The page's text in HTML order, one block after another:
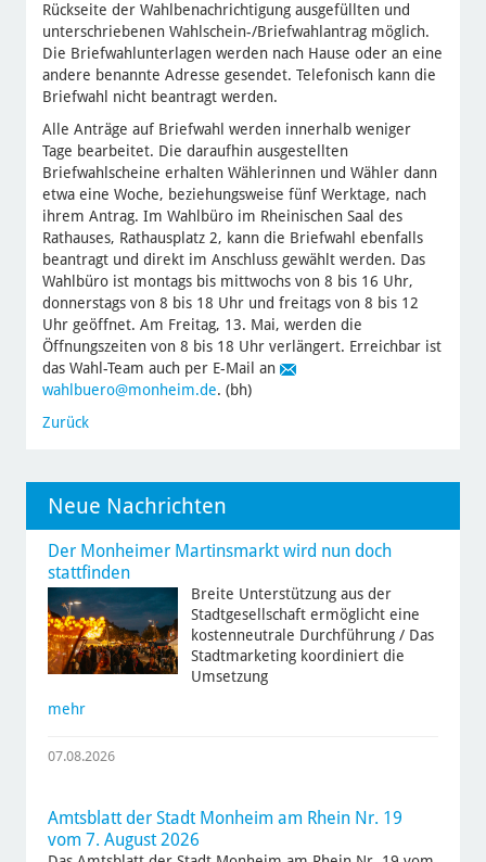
Rückseite der Wahlbenachrichtigung ausgefüllten und
unterschriebenen Wahlschein-/Briefwahlantrag möglich.
Die Briefwahlunterlagen werden nach Hause oder an eine
andere benannte Adresse gesendet. Telefonisch kann die
Briefwahl nicht beantragt werden.
Alle Anträge auf Briefwahl werden innerhalb weniger
Tage bearbeitet. Die daraufhin ausgestellten
Briefwahlscheine erhalten Wählerinnen und Wähler dann
etwa eine Woche, beziehungsweise fünf Werktage, nach
ihrem Antrag. Im Wahlbüro im Rheinischen Saal des
Rathauses, Rathausplatz 2, kann die Briefwahl ebenfalls
beantragt und direkt im Anschluss gewählt werden. Das
Wahlbüro ist montags bis mittwochs von 8 bis 16 Uhr,
donnerstags von 8 bis 18 Uhr und freitags von 8 bis 12
Uhr geöffnet. Am Freitag, 13. Mai, werden die
Öffnungszeiten von 8 bis 18 Uhr verlängert. Erreichbar ist
das Wahl-Team auch per E-Mail an
wahlbuero@monheim.de. (bh)
Zurück
Neue Nachrichten
Der Monheimer Martinsmarkt wird nun doch
stattfinden
Breite Unterstützung aus der
Stadtgesellschaft ermöglicht eine
kostenneutrale Durchführung / Das
Stadtmarketing koordiniert die
Umsetzung
mehr
07.08.2026
Amtsblatt der Stadt Monheim am Rhein Nr. 19
vom 7. August 2026